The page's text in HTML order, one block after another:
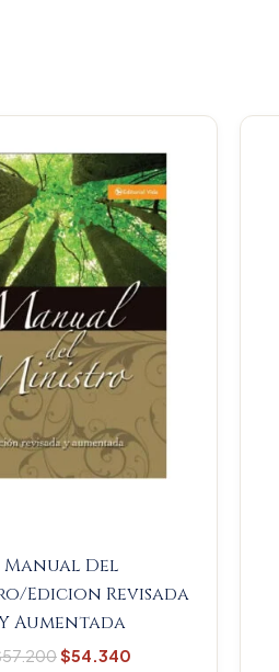
Manual Del
Edicion Revisada
Aumentada
57.200
was:
$57.200.
$54.340
$54.340.